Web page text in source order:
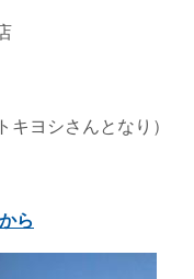
ヨシさんとなり）
ら